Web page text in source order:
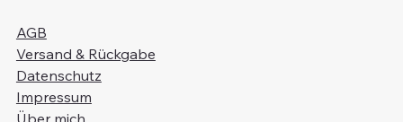
AGB
Versand & Rückgabe
Datenschutz
Impressum
Über mich